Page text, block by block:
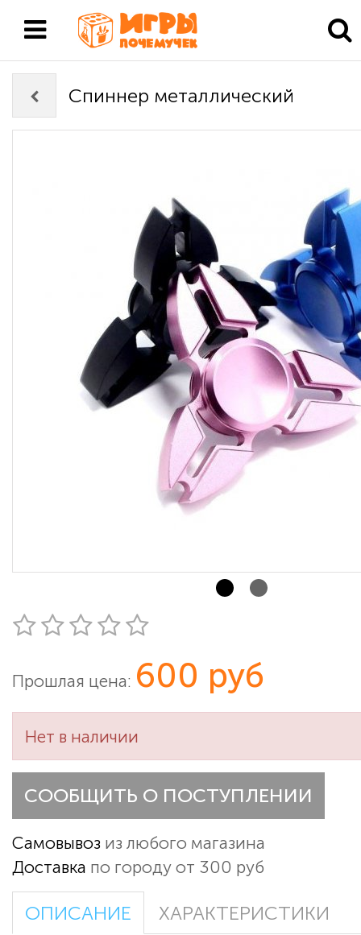
Спиннер металлический
Прошлая цена: 600 руб
Нет в наличии
СООБЩИТЬ О ПОСТУПЛЕНИИ
Самовывоз из любого магазина
Доставка по городу от 300 руб
ОПИСАНИЕ ХАРАКТЕРИСТИКИ